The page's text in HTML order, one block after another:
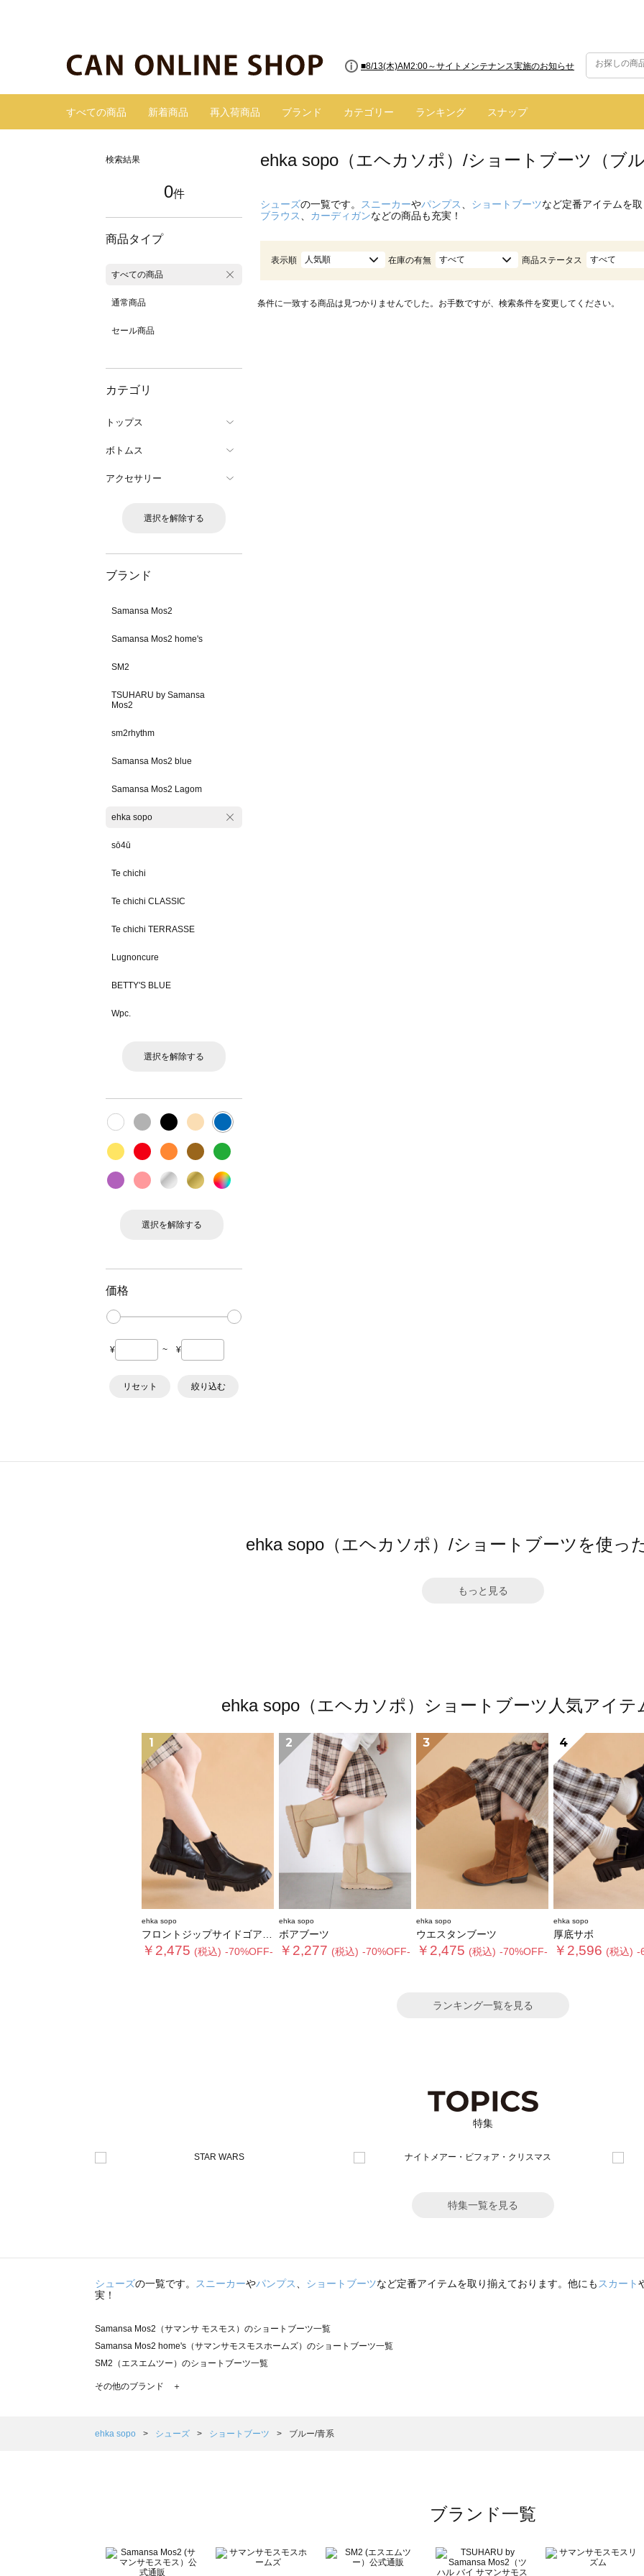
■8/13(木)AM2:00～サイトメンテナンス実施のお知らせ
すべての商品 新着商品 再入荷商品 ブランド カテゴリー ランキング スナップ
検索結果
0件
商品タイプ
すべての商品
通常商品
セール商品
カテゴリ
トップス
ボトムス
アクセサリー
選択を解除する
ブランド
Samansa Mos2
Samansa Mos2 home's
SM2
TSUHARU by Samansa
Mos2
sm2rhythm
Samansa Mos2 blue
Samansa Mos2 Lagom
ehka sopo
sō4ū
Te chichi
Te chichi CLASSIC
Te chichi TERRASSE
Lugnoncure
BETTY'S BLUE
Wpc.
選択を解除する
選択を解除する
価格
¥ ~ ¥
リセット 絞り込む
ehka sopo（エヘカソポ）/ショートブーツ（ブル
シューズの一覧です。 スニーカーやパンプス ショートブーツなど定番アイテムを
ブラウス
カーディガンなどの商品も充実！
表示順 人気順 在庫の有無 すべて 商品ステータス すべて
条件に一致する商品は見つかりませんでした。お手数ですが、検索条件を変更してください。
ehka sopo（エヘカソポ）/ショートブーツを使っ
もっと見る
ehka sopo（エヘカソポ）ショートブーツ人気アイ
1
ehka sopo
フロントジップサイドゴアブーツ
￥2,475 (税込) -70%OFF-
2
ehka sopo
ボアブーツ
￥2,277 (税込) -70%OFF-
3
ehka sopo
ウエスタンブーツ
￥2,475 (税込) -70%OFF-
4
ehka sopo
厚底サボ
￥2,596 (税込) -
ランキング一覧を見る
特集
特集一覧を見る
シューズの一覧です。 スニーカーやパンプス、 ショートブーツなど定番アイテムを取り揃えております。他にもスカート
実！
Samansa Mos2（サマンサ モスモス）のショートブーツ一覧
Samansa Mos2 home's（サマンサモスモスホームズ）のショートブーツ一覧
SM2（エスエムツー）のショートブーツ一覧
TSUHARU by Samansa Mos2（ツハルバイサマンサモスモス）のショートブーツ一覧
Samansa Mos2 Lagom（サマンサモスモス ラーゴム）のショートブーツ一覧
BETTY'S BLUE（べティーズブルー）のショートブーツ一覧
Wpc.（ワールドパーティー）のショートブーツ一覧
その他のブランド ＋
ehka sopo シューズ ショートブーツ ブルー/青系
ブランド一覧